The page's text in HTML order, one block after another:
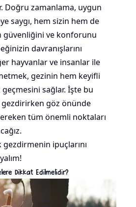
Doğru zamanlama, uygun
saygı, hem sizin hem de
ve konforunu
davranışlarını
hayvanlar ve insanlar ile
gezinin hem keyifli
sağlar. İşte bu
gezdirirken göz önünde
tüm önemli noktaları
gezdirmenin ipuçlarını
Dikkat Edilmelidir?